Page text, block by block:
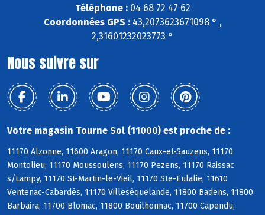
Téléphone :04 68 72 47 62
Coordonnées GPS :43,2073623671098 ° ,
2,31601232023773 °
Nous suivre sur
Votre magasin Tourne Sol (11000) est proche de :
11170 Alzonne, 11600 Aragon, 11170 Caux-et-Sauzens, 11170
Montolieu, 11170 Moussoulens, 11170 Pezens, 11170 Raissac
s/Lampy, 11170 St-Martin-le-Vieil, 11170 Ste-Eulalie, 11610
Ventenac-Cabardès, 11170 Villesèquelande, 11800 Badens, 11800
Barbaira, 11700 Blomac, 11800 Bouilhonnac, 11700 Capendu,